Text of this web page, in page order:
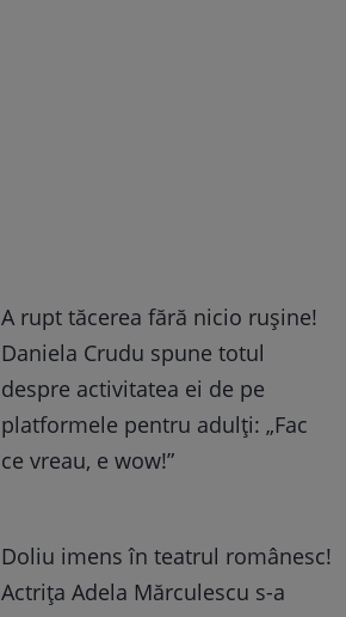
A rupt tăcerea fără nicio rușine!
Daniela Crudu spune totul
despre activitatea ei de pe
platformele pentru adulți: „Fac
ce vreau, e wow!”
Doliu imens în teatrul românesc!
Actrița Adela Mărculescu s-a